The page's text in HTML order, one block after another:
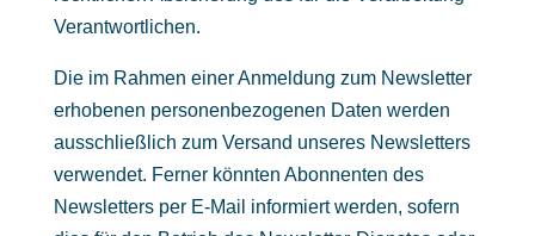
Verantwortlichen.
Die im Rahmen einer Anmeldung zum Newsletter
erhobenen personenbezogenen Daten werden
ausschließlich zum Versand unseres Newsletters
verwendet. Ferner könnten Abonnenten des
Newsletters per E-Mail informiert werden, sofern